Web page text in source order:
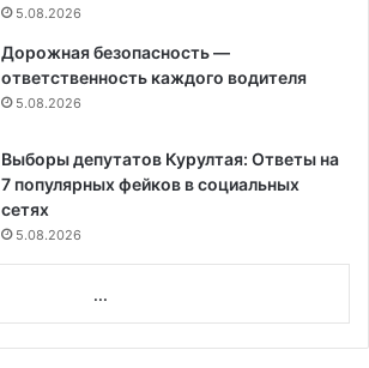
5.08.2026
Дорожная безопасность —
ответственность каждого водителя
5.08.2026
Выборы депутатов Курултая: Ответы на
7 популярных фейков в социальных
сетях
5.08.2026
...